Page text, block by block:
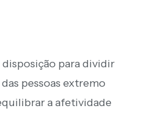
para dividir
pessoas extremo
a afetividade